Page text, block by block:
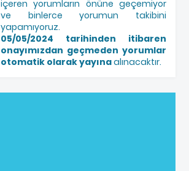
içeren yorumların önüne geçemiyor
ve binlerce yorumun takibini
yapamıyoruz.
05/05/2024 tarihinden itibaren
onayımızdan geçmeden yorumlar
otomatik olarak yayınaalınacaktır.